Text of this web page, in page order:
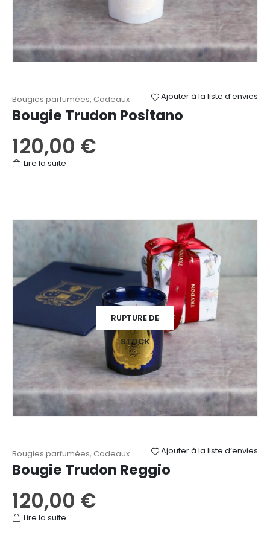
Ajouter à la liste d’envies
Bougies parfumées, Cadeaux
Bougie Trudon Positano
120,00 €
Lire la suite
RUPTURE DE
STOCK
Ajouter à la liste d’envies
Bougies parfumées, Cadeaux
Bougie Trudon Reggio
120,00 €
Lire la suite